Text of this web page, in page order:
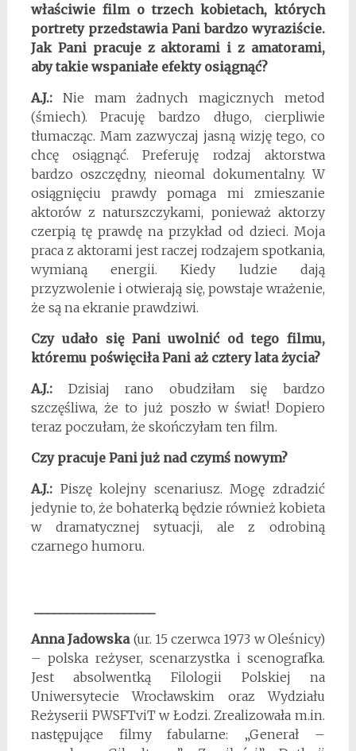
właściwie film o trzech kobietach, których
portrety przedstawia Pani bardzo wyraziście.
Jak Pani pracuje z aktorami i z amatorami,
aby takie wspaniałe efekty osiągnąć?
A.J.: Nie mam żadnych magicznych metod
(śmiech). Pracuję bardzo długo, cierpliwie
tłumacząc. Mam zazwyczaj jasną wizję tego, co
chcę osiągnąć. Preferuję rodzaj aktorstwa
bardzo oszczędny, nieomal dokumentalny. W
osiągnięciu prawdy pomaga mi zmieszanie
aktorów z naturszczykami, ponieważ aktorzy
czerpią tę prawdę na przykład od dzieci. Moja
praca z aktorami jest raczej rodzajem spotkania,
wymianą energii. Kiedy ludzie dają
przyzwolenie i otwierają się, powstaje wrażenie,
że są na ekranie prawdziwi.
Czy udało się Pani uwolnić od tego filmu,
któremu poświęciła Pani aż cztery lata życia?
A.J.: Dzisiaj rano obudziłam się bardzo
szczęśliwa, że to już poszło w świat! Dopiero
teraz poczułam, że skończyłam ten film.
Czy pracuje Pani już nad czymś nowym?
A.J.: Piszę kolejny scenariusz. Mogę zdradzić
jedynie to, że bohaterką będzie również kobieta
w dramatycznej sytuacji, ale z odrobiną
czarnego humoru.
Anna Jadowska (ur. 15 czerwca 1973 w Oleśnicy)
– polska reżyser, scenarzystka i scenografka.
Jest absolwentką Filologii Polskiej na
Uniwersytecie Wrocławskim oraz Wydziału
Reżyserii PWSFTviT w Łodzi. Zrealizowała m.in.
następujące filmy fabularne: „Generał –